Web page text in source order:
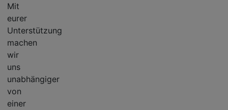
Mit
eurer
Unterstützung
machen
wir
uns
unabhängiger
von
einer